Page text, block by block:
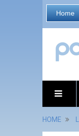
Home
HOME